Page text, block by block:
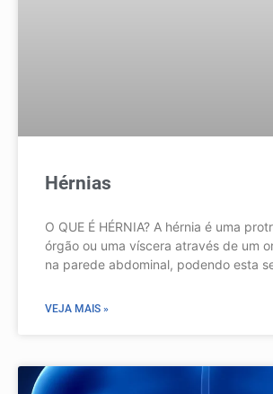
Hérnias
O QUE É HÉRNIA? A hérnia é uma
órgão ou uma víscera através de um
na parede abdominal, podendo esta
VEJA MAIS »